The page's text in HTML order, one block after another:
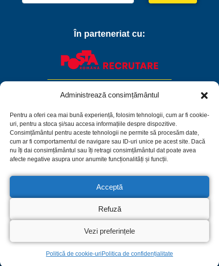
Administrează consimțământul
Pentru a oferi cea mai bună experiență, folosim tehnologii, cum ar fi cookie-
uri, pentru a stoca și/sau accesa informațiile despre dispozitive.
Consimțământul pentru aceste tehnologii ne permite să procesăm date,
cum ar fi comportamentul de navigare sau ID-uri unice pe acest site. Dacă
nu îți dai consimțământul sau îți retragi consimțământul dat poate avea
afecte negative asupra unor anumite funcționalități și funcții.
Acceptă
Refuză
Vezi preferințele
Politică de cookie-uri Politica de confidențialitate
În parteneriat cu:
Facebook Linkedin Instagram
Politica de confidențialitate
Termeni și condiții
Politică de cookie-uri
© 2026 C.N. Poșta Română S.A.